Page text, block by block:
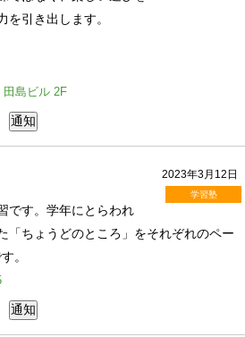
を引き出します。
田島ビル 2F
2023年3月12日
学習塾
です。学年にとらわれ
「ちょうどのところ」をそれぞれのペー
。